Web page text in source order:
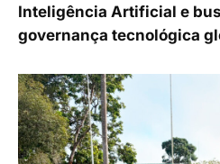
Inteligência Artificial e
governança tecnológica